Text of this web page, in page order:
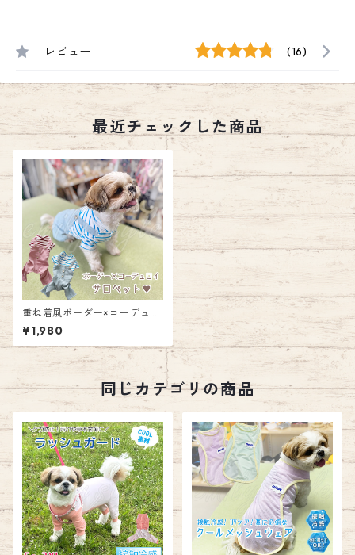
レビュー (16)
最近チェックした商品
重ね着風ボーダー×コーデュロ
イサロペット ペット ウェア 犬
ドッグ 服 ボーダー コーデュロ
イ つなぎ オールインワン 袖あ
り ピンク ブルー 女の子 男の
オール ズボン エミリースタイ
ル emilystyle
¥1,980
同じカテゴリの商品